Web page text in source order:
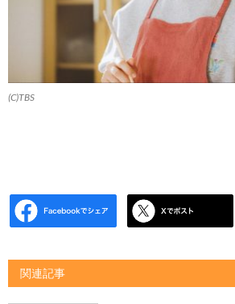
(C)TBS
関連記事